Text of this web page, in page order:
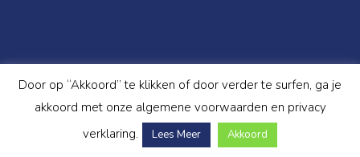
Door op “Akkoord” te klikken of door verder te surfen, ga je
akkoord met onze algemene voorwaarden en privacy
verklaring.
Lees Meer Akkoord